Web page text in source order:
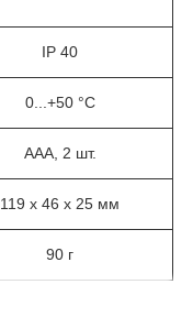
IP 40
0...+50 °С
ААА, 2 шт.
119 x 46 x 25 мм
90 г